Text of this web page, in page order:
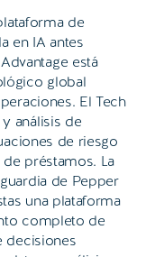
de
en IA antes
está
global
El Tech
análisis de
de riesgo
préstamos. La
de Pepper
una plataforma
completo de
decisiones